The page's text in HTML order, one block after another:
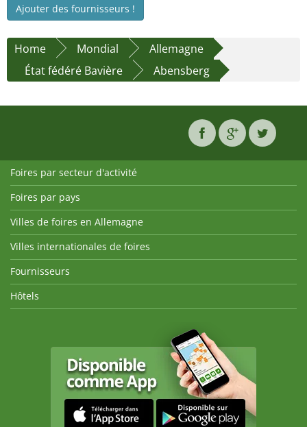
Ajouter des fournisseurs !
Home Mondial
Allemagne
État fédéré Bavière
Abensberg
Foires par secteur d'activité
Foires par pays
Villes de foires en Allemagne
Villes internationales de foires
Fournisseurs
Hôtels